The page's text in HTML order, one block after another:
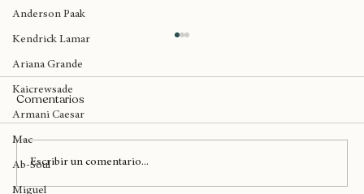
Mac Miller
Anderson Paak
Kendrick Lamar
Ariana Grande
Kaicrewsade
Armani Caesar
Mac
Ab-Soul
Comentarios